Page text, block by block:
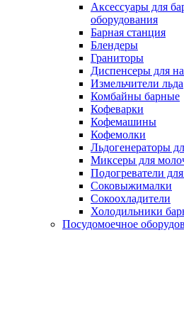
Аксессуары для
оборудования
Барная станция
Блендеры
Граниторы
Диспенсеры для
Измельчители льда
Комбайны барные
Кофеварки
Кофемашины
Кофемолки
Льдогенераторы
Миксеры для
Подогреватели
Соковыжималки
Сокоохладители
Холодильники
Посудомоечное